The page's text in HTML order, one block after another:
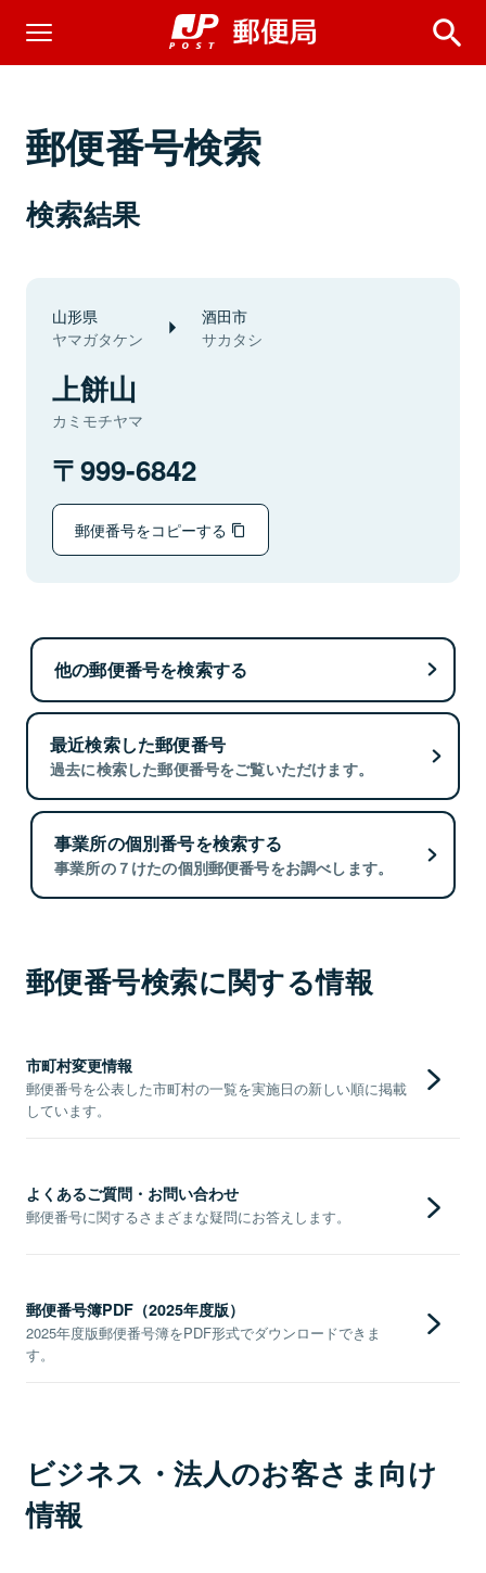
郵便番号検索
検索結果
山形県
ヤマガタケン
酒田市
サカタシ
上餅山
カミモチヤマ
999-6842
郵便番号をコピーする
他の郵便番号を検索する
最近検索した郵便番号
過去に検索した郵便番号をご覧いただけます。
事業所の個別番号を検索する
事業所の７けたの個別郵便番号をお調べします。
郵便番号検索に関する情報
市町村変更情報
郵便番号を公表した市町村の一覧を実施日の新しい順に掲載
しています。
よくあるご質問・お問い合わせ
郵便番号に関するさまざまな疑問にお答えします。
郵便番号簿PDF（2025年度版）
2025年度版郵便番号簿をPDF形式でダウンロードできま
す。
ビジネス・法人のお客さま向け
情報